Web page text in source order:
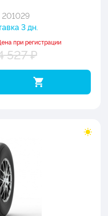
201029
3 дн.
при регистрации
527 ₽